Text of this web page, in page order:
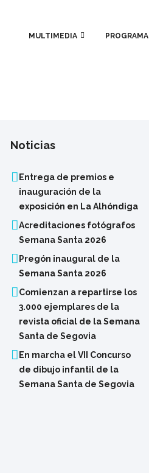
MULTIMEDIA PROGRAMA
Noticias
Entrega de premios e
inauguración de la
exposición en La Alhóndiga
Acreditaciones fotógrafos
Semana Santa 2026
Pregón inaugural de la
Semana Santa 2026
Comienzan a repartirse los
3.000 ejemplares de la
revista oficial de la Semana
Santa de Segovia
En marcha el VII Concurso
de dibujo infantil de la
Semana Santa de Segovia